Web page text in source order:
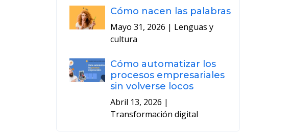
Cómo nacen las palabras
Mayo 31, 2026 | Lenguas y
cultura
Cómo automatizar los
procesos empresariales
sin volverse locos
Abril 13, 2026 |
Transformación digital